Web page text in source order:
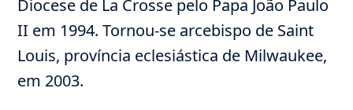
Diocese de La Crosse pelo Papa João Paulo
II em 1994. Tornou-se arcebispo de Saint
Louis, província eclesiástica de Milwaukee,
em 2003.